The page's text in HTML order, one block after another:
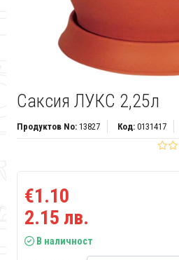
Саксия ЛУКС 2,25л
Продуктов No:13827 Код:0131417
€1.10
2.15 лв.
В наличност